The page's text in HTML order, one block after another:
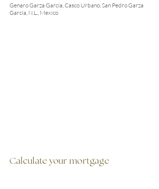
Genaro Garza García, Casco Urbano, San Pedro Garza
García, N.L., Mexico
Calculate your mortgage